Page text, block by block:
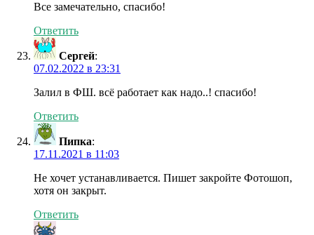
Все замечательно, спасибо!
Ответить
Сергей:
07.02.2022 в 23:31
Залил в ФШ. всё работает как надо..! спасибо!
Ответить
Пипка:
17.11.2021 в 11:03
Не хочет устанавливается. Пишет закройте Фотошоп,
хотя он закрыт.
Ответить